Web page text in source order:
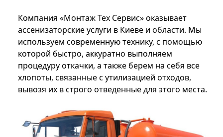
Компания «Монтаж Тех Сервис» оказывает
ассенизаторские услуги в Киеве и области. Мы
используем современную технику, с помощью
которой быстро, аккуратно выполняем
процедуру откачки, а также берем на себя все
хлопоты, связанные с утилизацией отходов,
вывозя их в строго отведенные для этого места.